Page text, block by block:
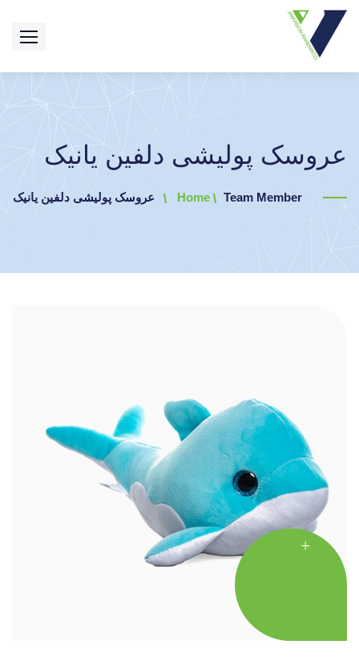
عروسک پولیشی دلفین یانیک
Home Team Member عروسک پولیشی دلفین یانیک